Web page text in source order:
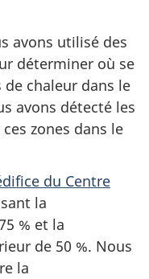
avons utilisé des
déterminer où se
chaleur dans le
avons détecté les
zones dans le
du Centre
la
% et la
de 50 %. Nous
la